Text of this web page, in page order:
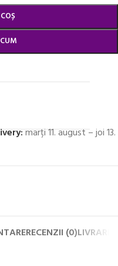
marți 11. august – joi 13.
RECENZII (0)LIVRARE